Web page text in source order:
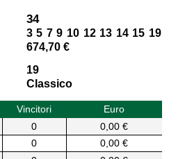
34
3 5 7 9 10 12 13 14 15 19
674,70 €
19
Classico
Vincitori
Euro
0
0,00 €
0
0,00 €